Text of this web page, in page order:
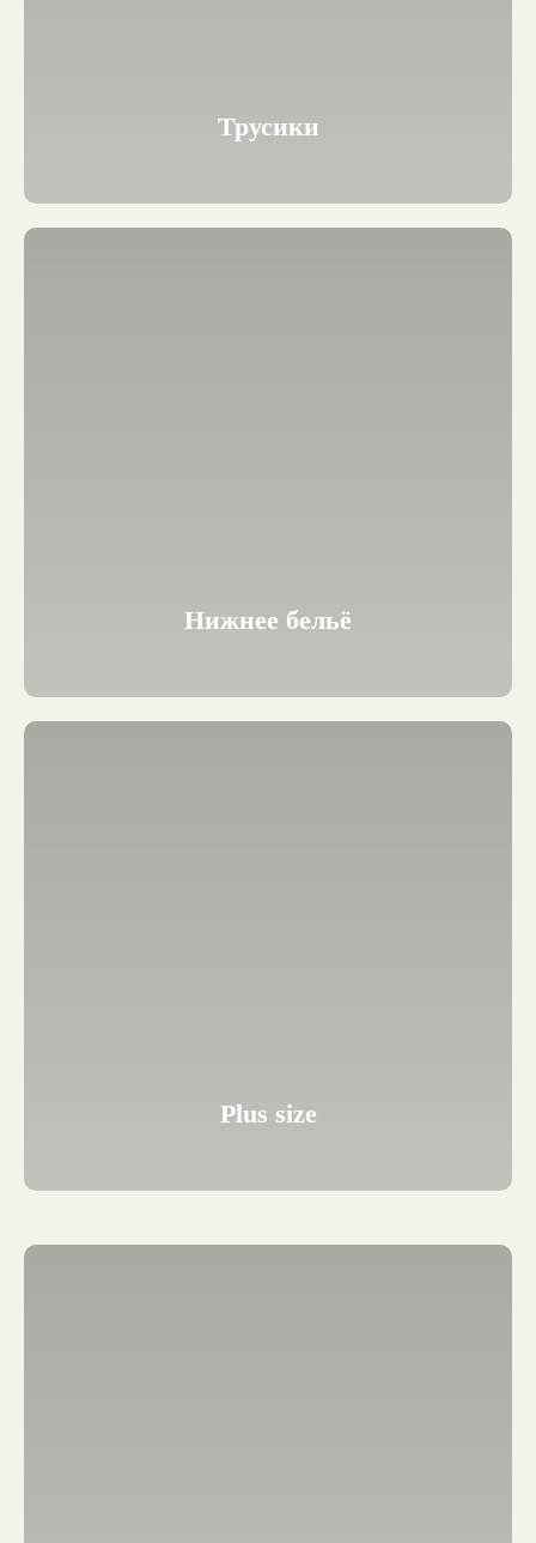
Трусики
Нижнее бельё
Plus size